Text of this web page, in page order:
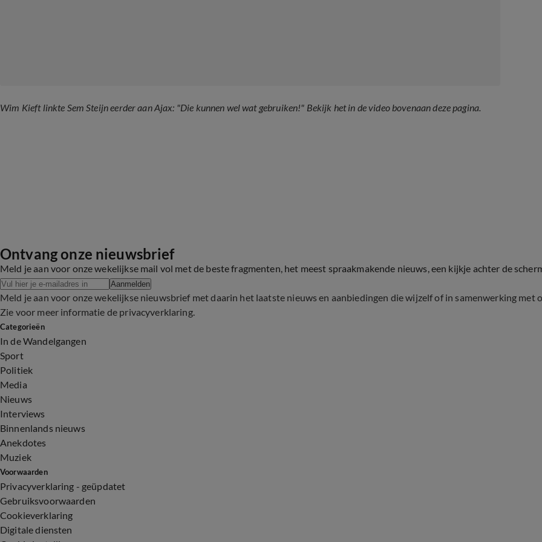
Wim Kieft linkte Sem Steijn eerder aan Ajax: "Die kunnen wel wat gebruiken!" Bekijk het in de video bovenaan deze pagina.
Ontvang onze nieuwsbrief
Meld je aan voor onze wekelijkse mail vol met de beste fragmenten, het meest spraakmakende nieuws, een kijkje achter de
Aanmelden
Meld je aan voor onze wekelijkse nieuwsbrief met daarin het laatste nieuws en aanbiedingen die wijzelf of in samenwerking met
Zie voor meer informatie de privacyverklaring.
Categorieën
In de Wandelgangen
Sport
Politiek
Media
Nieuws
Interviews
Binnenlands nieuws
Anekdotes
Muziek
Voorwaarden
Privacyverklaring - geüpdatet
Gebruiksvoorwaarden
Cookieverklaring
Digitale diensten